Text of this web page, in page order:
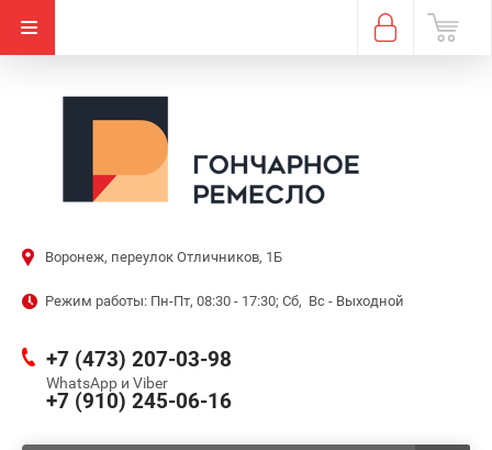
Воронеж, переулок Отличников, 1Б
Режим работы: Пн-Пт, 08:30 - 17:30; Сб, Вс - Выходной
+7 (473) 207-03-98
WhatsApp и Viber
+7 (910) 245-06-16